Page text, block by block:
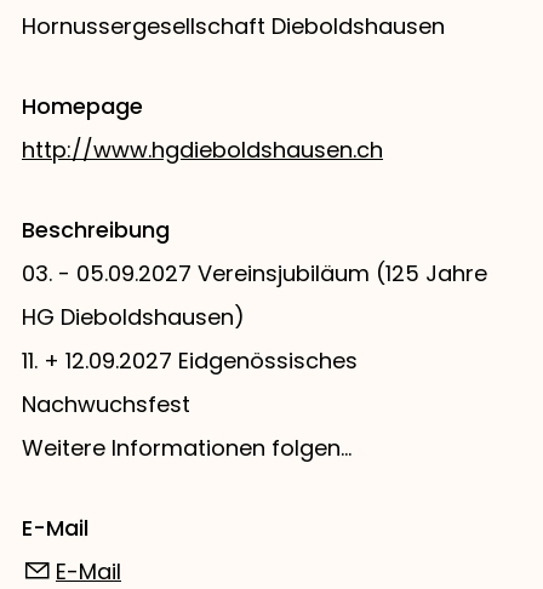
Hornussergesellschaft Dieboldshausen
Homepage
http://www.hgdieboldshausen.ch
Beschreibung
03. - 05.09.2027 Vereinsjubiläum (125 Jahre
HG Dieboldshausen)
11. + 12.09.2027 Eidgenössisches
Nachwuchsfest
Weitere Informationen folgen...
E-Mail
E-Mail